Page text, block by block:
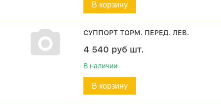
В корзину
СУППОРТ ТОРМ. ПЕРЕД. ЛЕВ.
4 540 руб шт.
В наличии
В корзину